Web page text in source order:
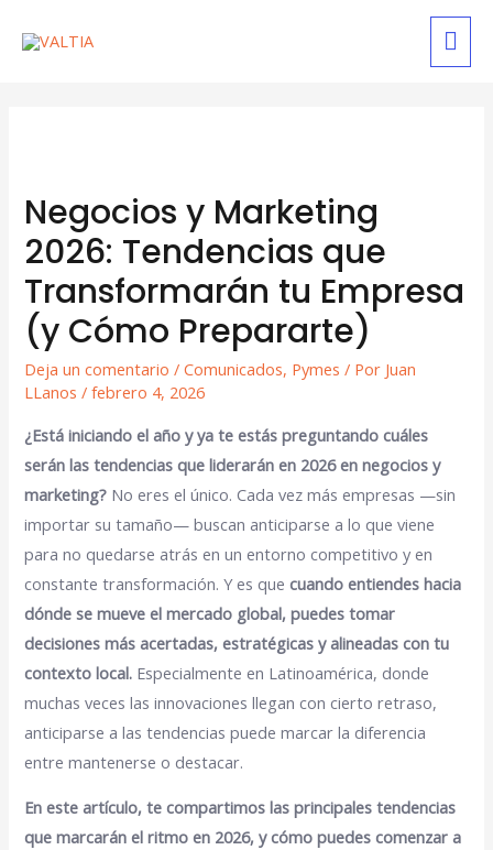
Negocios y Marketing
2026: Tendencias que
Transformarán tu Empresa
(y Cómo Prepararte)
Deja un comentario /Comunicados, Pymes / Por Juan
LLanos /febrero 4, 2026
¿Está iniciando el año y ya te estás preguntando cuáles
serán las tendencias que liderarán en 2026 en negocios y
marketing? No eres el único. Cada vez más empresas —sin
importar su tamaño— buscan anticiparse a lo que viene
para no quedarse atrás en un entorno competitivo y en
constante transformación. Y es quecuando entiendes hacia
dónde se mueve el mercado global, puedes tomar
decisiones más acertadas, estratégicas y alineadas con tu
contexto local. Especialmente en Latinoamérica, donde
muchas veces las innovaciones llegan con cierto retraso,
anticiparse a las tendencias puede marcar la diferencia
entre mantenerse o destacar.
En este artículo, te compartimos las principales tendencias
que marcarán el ritmo en 2026, y cómo puedes comenzar a